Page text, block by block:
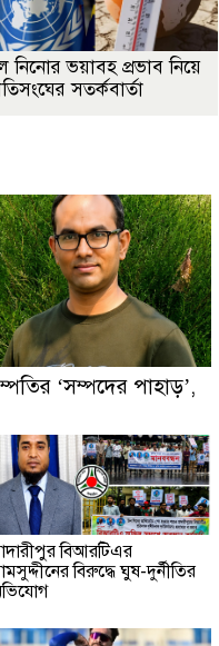
নিনোর ভয়াবহ প্রভাব নিয়ে
সতর্কবার্তা
‘সম্পদের পাহাড়’,
বিআরটিএর
বিরুদ্ধে ঘুষ-দুর্নীতির